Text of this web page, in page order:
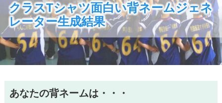
クラスTシャツ面白い背ネームジェネ
レーター生成結果
あなたの背ネームは・・・